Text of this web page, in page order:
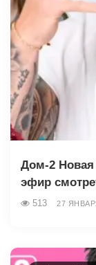
Дом-2 Новая
эфир
513 27